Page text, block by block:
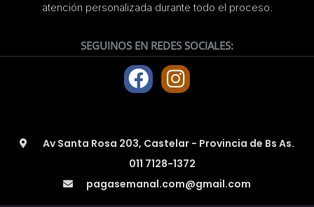
atención personalizada durante todo el proceso.
SEGUINOS EN REDES SOCIALES:
F
a
b
o
o
I
n
t
a
g
r
Av Santa Rosa 203, Castelar - Provincia de Bs As.
011 7128-1372
pagasemanal.com@gmail.com